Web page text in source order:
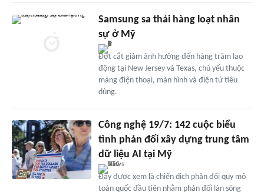
Samsung sa thải hàng loạt nhân
sự ở Mỹ
Đợt cắt giảm ảnh hưởng đến hàng trăm lao
động tại New Jersey và Texas, chủ yếu thuộc
mảng điện thoại, màn hình và điện tử tiêu
dùng.
Công nghệ 19/7: 142 cuộc biểu
tình phản đối xây dựng trung tâm
dữ liệu AI tại Mỹ
Đây được xem là chiến dịch phản đối quy mô
toàn quốc đầu tiên nhằm phản đối làn sóng